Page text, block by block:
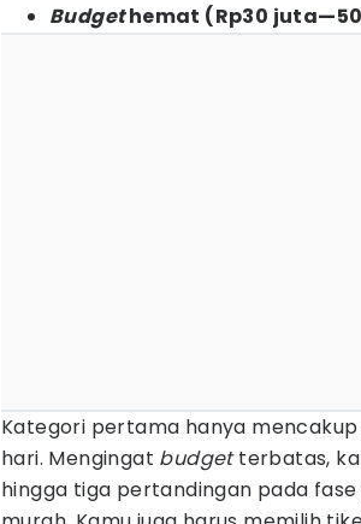
Budgethemat (Rp30
Kategori pertama hanya
hari. Mengingat budgetterbatas,
hingga tiga pertandingan pada